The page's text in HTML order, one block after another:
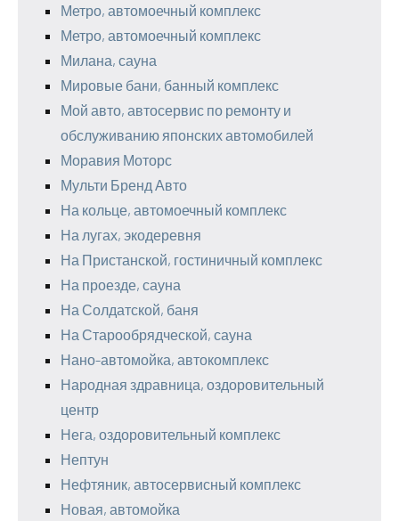
Метро, автомоечный комплекс
Метро, автомоечный комплекс
Милана, сауна
Мировые бани, банный комплекс
Мой авто, автосервис по ремонту и
обслуживанию японских автомобилей
Моравия Моторс
Мульти Бренд Авто
На кольце, автомоечный комплекс
На лугах, экодеревня
На Пристанской, гостиничный комплекс
На проезде, сауна
На Солдатской, баня
На Старообрядческой, сауна
Нано-автомойка, автокомплекс
Народная здравница, оздоровительный
центр
Нега, оздоровительный комплекс
Нептун
Нефтяник, автосервисный комплекс
Новая, автомойка